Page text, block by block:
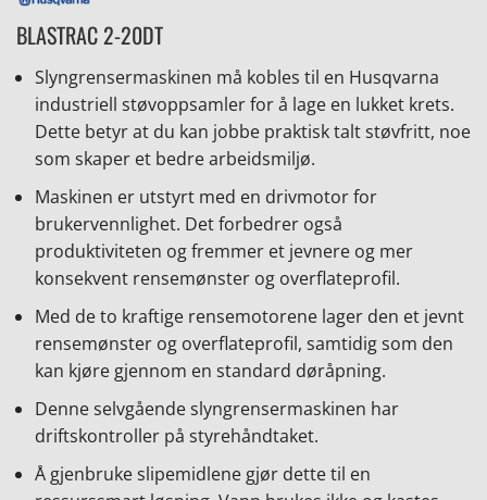
BLASTRAC 2-20DT
Slyngrensermaskinen må kobles til en Husqvarna
industriell støvoppsamler for å lage en lukket krets.
Dette betyr at du kan jobbe praktisk talt støvfritt, noe
som skaper et bedre arbeidsmiljø.
Maskinen er utstyrt med en drivmotor for
brukervennlighet. Det forbedrer også
produktiviteten og fremmer et jevnere og mer
konsekvent rensemønster og overflateprofil.
Med de to kraftige rensemotorene lager den et jevnt
rensemønster og overflateprofil, samtidig som den
kan kjøre gjennom en standard døråpning.
Denne selvgående slyngrensermaskinen har
driftskontroller på styrehåndtaket.
Å gjenbruke slipemidlene gjør dette til en